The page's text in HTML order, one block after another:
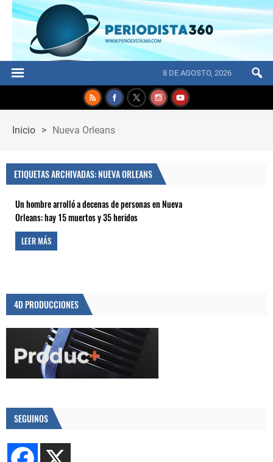
8 DE AGOSTO, 2026
Inicio > Nueva Orleans
ETIQUETAS ARCHIVADAS: NUEVA ORLEANS
Un hombre arrolló a decenas de personas en Nueva
Orleans: hay 15 muertos y 35 heridos
LEER MÁS
4D PRODUCCIONES
SEGUINOS